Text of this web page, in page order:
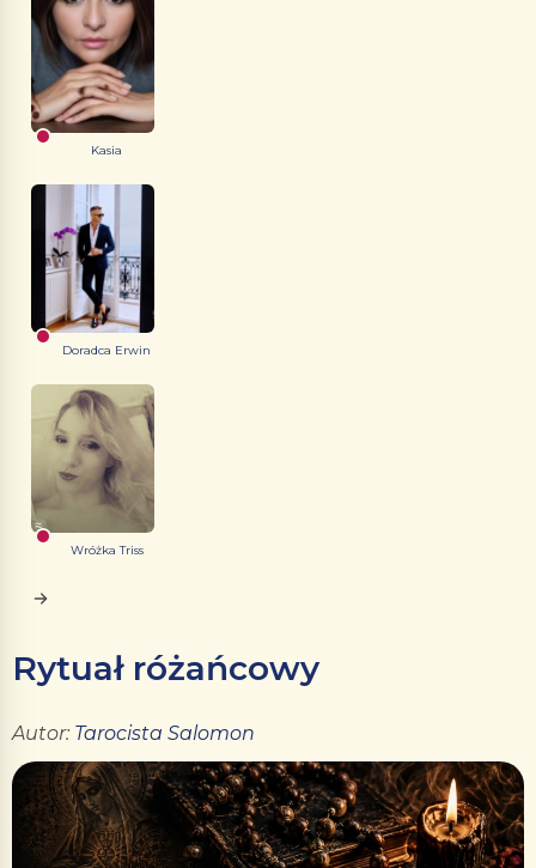
Kasia
Doradca Erwin
Wróżka Triss
Rytuał różańcowy
Autor: Tarocista Salomon